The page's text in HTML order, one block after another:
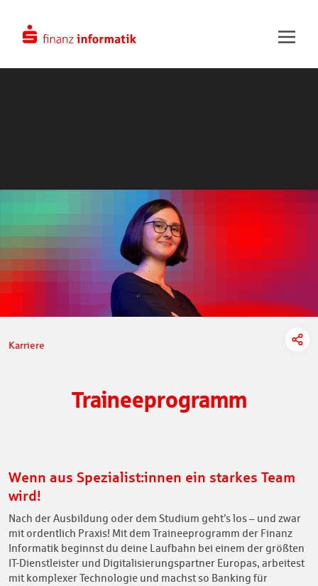
Karriere
Traineeprogramm
Wenn aus Spezialist:innen ein starkes Team
wird!
Nach der Ausbildung oder dem Studium geht’s los – und zwar
mit ordentlich Praxis! Mit dem Traineeprogramm der Finanz
Informatik beginnst du deine Laufbahn bei einem der größten
IT-Dienstleister und Digitalisierungspartner Europas, arbeitest
mit komplexer Technologie und machst so Banking für